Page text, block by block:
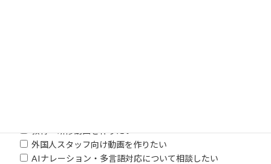
教育・研修動画を作りたい
外国人スタッフ向け動画を作りたい
AIナレーション・多言語対応について相談したい